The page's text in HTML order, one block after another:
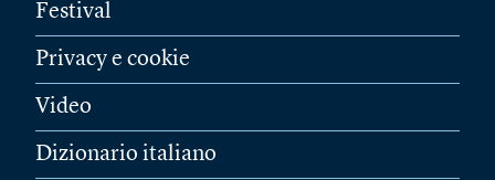
Festival
Privacy e cookie
Video
Dizionario italiano